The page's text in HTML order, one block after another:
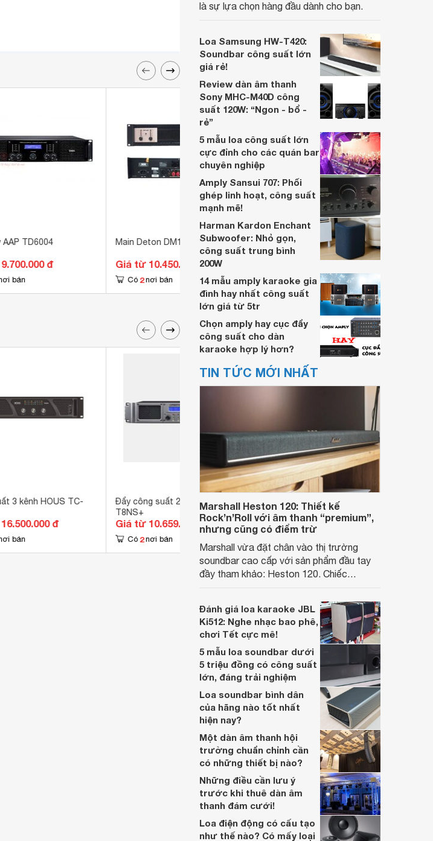
AAP TD6004
đ
bán
Main Deton DM1300
Giá từ 10.450.000 đ
Có 2 nơi bán
Cục đẩy 4 kênh TD Acoustic
MA41000
Giá từ 9.390.000 đ
Có 2 nơi bán
3 kênh HOUS TC-
đ
bán
Đẩy công suất 2 kênh Fedyco
T8NS+
Giá từ 10.659.000 đ
Có 2 nơi bán
Công suất 2 kênh M-audio
MA6.0
Giá từ 8.800.000 đ
là sự lựa chọn hàng đầu dành cho bạn.
Loa Samsung HW-T420:
Soundbar công suất lớn
giá rẻ!
Review dàn âm thanh
Sony MHC-M40D công
suất 120W: “Ngon - bổ -
rẻ”
5 mẫu loa công suất lớn
cực đỉnh cho các quán bar
chuyên nghiệp
Amply Sansui 707: Phối
ghép linh hoạt, công suất
mạnh mẽ!
Harman Kardon Enchant
Subwoofer: Nhỏ gọn,
công suất trung bình
200W
14 mẫu amply karaoke gia
đình hay nhất công suất
lớn giá từ 5tr
Chọn amply hay cục đẩy
công suất cho dàn
karaoke hợp lý hơn?
TIN TỨC MỚI NHẤT
Marshall Heston 120: Thiết kế
Rock’n’Roll với âm thanh “premium”,
nhưng cũng có điểm trừ
Marshall vừa đặt chân vào thị trường
soundbar cao cấp với sản phẩm đầu tay
đầy tham khảo: Heston 120. Chiếc
lớn, kết nối đa dạng, mà còn ghi điểm nhờ
“chất Marshall” cùng cấu trúc âm thanh
5.1.2 đầy hứa hẹn.
Đánh giá loa karaoke JBL
Ki512: Nghe nhạc bao phê,
chơi Tết cực mê!
5 mẫu loa soundbar dưới
5 triệu đồng có công suất
lớn, đáng trải nghiệm
Loa soundbar bình dân
của hãng nào tốt nhất
hiện nay?
Một dàn âm thanh hội
trường chuẩn chỉnh cần
có những thiết bị nào?
Những điều cần lưu ý
trước khi thuê dàn âm
thanh đám cưới!
Loa điện động có cấu tạo
như thế nào? Có mấy loại